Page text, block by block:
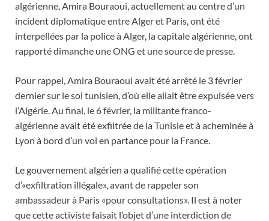
algérienne, Amira Bouraoui, actuellement au centre d’un
incident diplomatique entre Alger et Paris, ont été
interpellées par la police à Alger, la capitale algérienne, ont
rapporté dimanche une ONG et une source de presse.
Pour rappel, Amira Bouraoui avait été arrêté le 3 février
dernier sur le sol tunisien, d’où elle allait être expulsée vers
l’Algérie. Au final, le 6 février, la militante franco-
algérienne avait été exfiltrée de la Tunisie et à acheminée à
Lyon à bord d’un vol en partance pour la France.
Le gouvernement algérien a qualifié cette opération
d’«exfiltration illégale», avant de rappeler son
ambassadeur à Paris «pour consultations». Il est à noter
que cette activiste faisait l’objet d’une interdiction de